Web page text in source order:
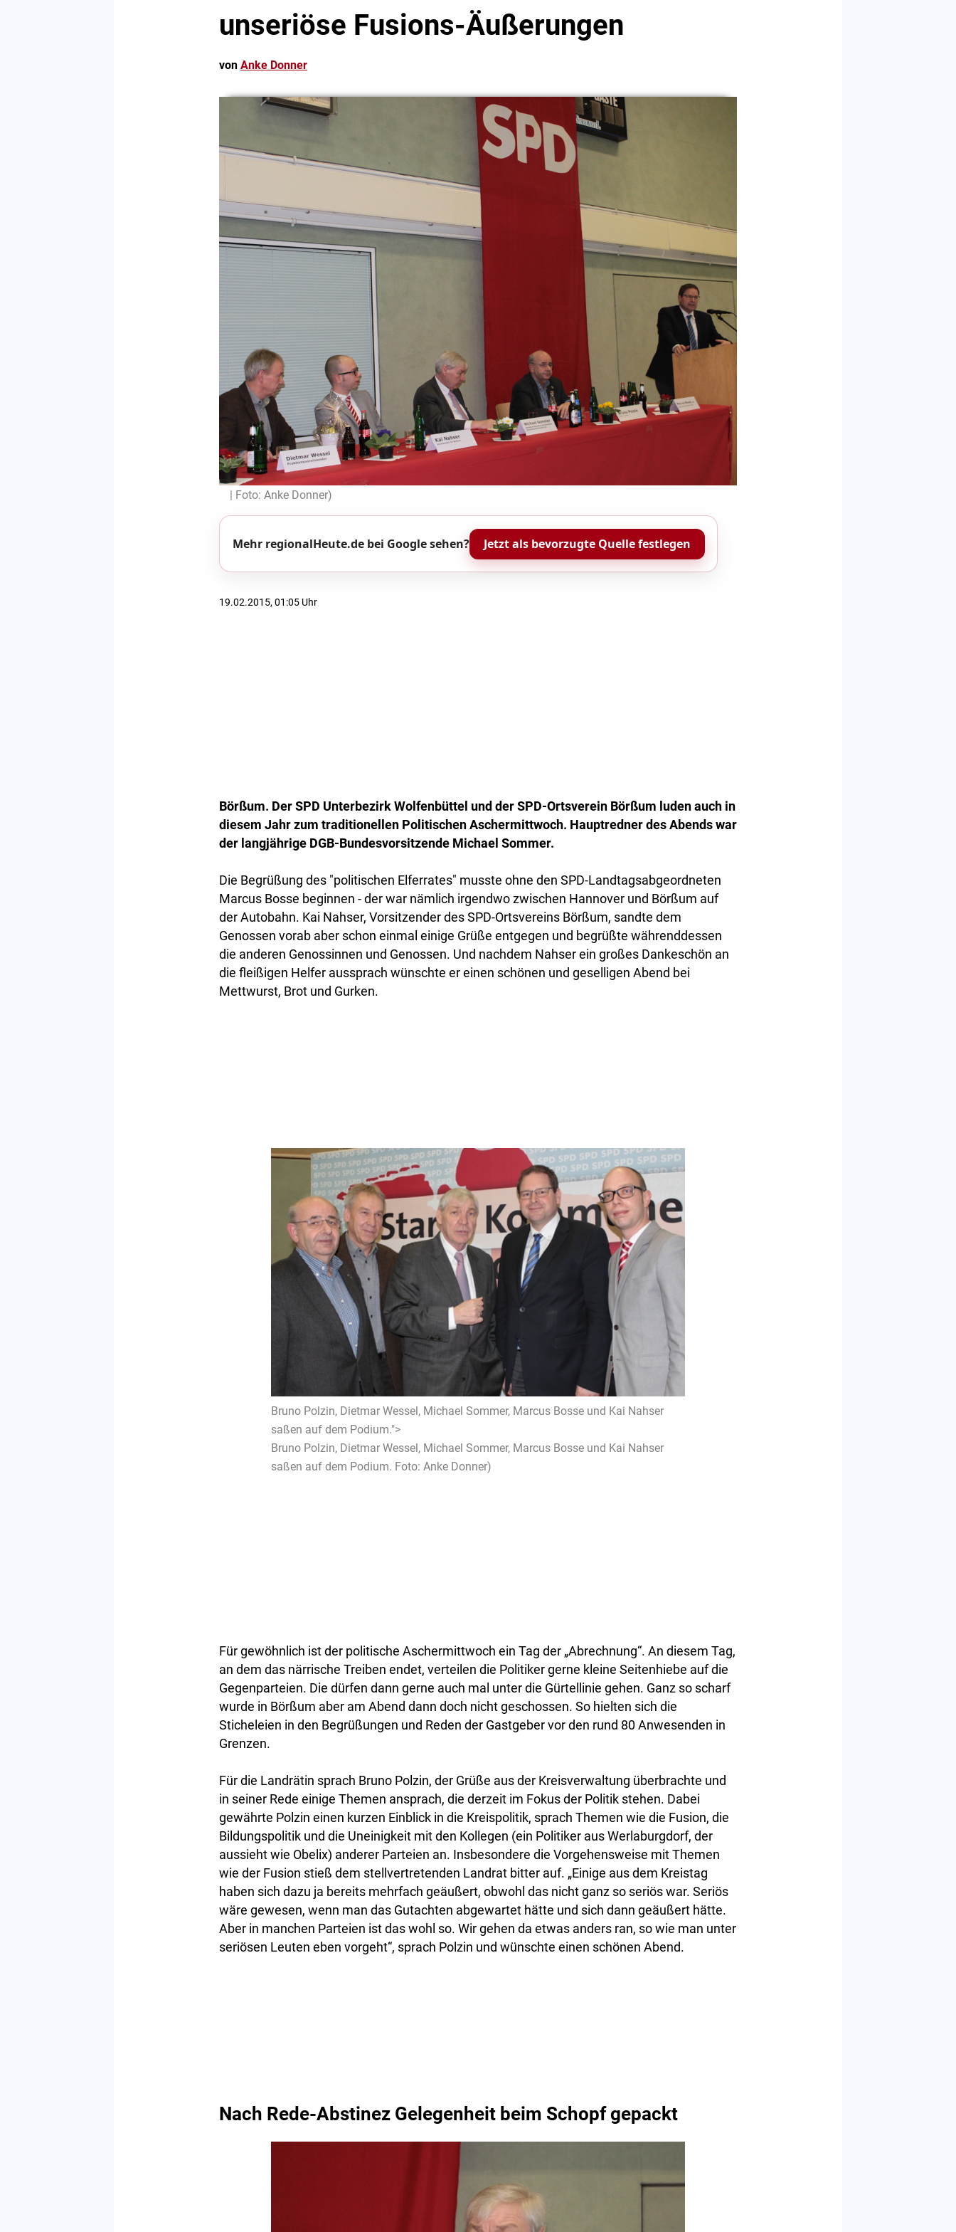
unseriöse Fusions-Äußerungen
von Anke Donner
| Foto: Anke Donner)
Mehr regionalHeute.de bei Google sehen? Jetzt als bevorzugte Quelle festlegen
19.02.2015, 01:05 Uhr
Börßum. Der SPD Unterbezirk Wolfenbüttel und der SPD-Ortsverein Börßum luden auch in
diesem Jahr zum traditionellen Politischen Aschermittwoch. Hauptredner des Abends war
der langjährige DGB-Bundesvorsitzende Michael Sommer.
Die Begrüßung des "politischen Elferrates" musste ohne den SPD-Landtagsabgeordneten
Marcus Bosse beginnen - der war nämlich irgendwo zwischen Hannover und Börßum auf
der Autobahn. Kai Nahser, Vorsitzender des SPD-Ortsvereins Börßum, sandte dem
Genossen vorab aber schon einmal einige Grüße entgegen und begrüßte währenddessen
die anderen Genossinnen und Genossen. Und nachdem Nahser ein großes Dankeschön an
die fleißigen Helfer aussprach wünschte er einen schönen und geselligen Abend bei
Mettwurst, Brot und Gurken.
Bruno Polzin, Dietmar Wessel, Michael Sommer, Marcus Bosse und Kai Nahser
saßen auf dem Podium.">
Bruno Polzin, Dietmar Wessel, Michael Sommer, Marcus Bosse und Kai Nahser
saßen auf dem Podium. Foto: Anke Donner)
Für gewöhnlich ist der politische Aschermittwoch ein Tag der „Abrechnung“. An diesem Tag,
an dem das närrische Treiben endet, verteilen die Politiker gerne kleine Seitenhiebe auf die
Gegenparteien. Die dürfen dann gerne auch mal unter die Gürtellinie gehen. Ganz so scharf
wurde in Börßum aber am Abend dann doch nicht geschossen. So hielten sich die
Sticheleien in den Begrüßungen und Reden der Gastgeber vor den rund 80 Anwesenden in
Grenzen.
Für die Landrätin sprach Bruno Polzin, der Grüße aus der Kreisverwaltung überbrachte und
in seiner Rede einige Themen ansprach, die derzeit im Fokus der Politik stehen. Dabei
gewährte Polzin einen kurzen Einblick in die Kreispolitik, sprach Themen wie die Fusion, die
Bildungspolitik und die Uneinigkeit mit den Kollegen (ein Politiker aus Werlaburgdorf, der
aussieht wie Obelix) anderer Parteien an. Insbesondere die Vorgehensweise mit Themen
wie der Fusion stieß dem stellvertretenden Landrat bitter auf. „Einige aus dem Kreistag
haben sich dazu ja bereits mehrfach geäußert, obwohl das nicht ganz so seriös war. Seriös
wäre gewesen, wenn man das Gutachten abgewartet hätte und sich dann geäußert hätte.
Aber in manchen Parteien ist das wohl so. Wir gehen da etwas anders ran, so wie man unter
seriösen Leuten eben vorgeht“, sprach Polzin und wünschte einen schönen Abend.
Nach Rede-Abstinez Gelegenheit beim Schopf gepackt